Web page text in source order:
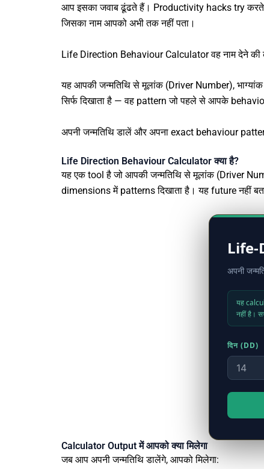
आप इसका जवाब ढूंढते हैं। Productivity hacks try
जिसका नाम आपको अभी तक नहीं पता।
Life Direction Behaviour Calculatorवह नाम देने की
यह आपकी जन्मतिथि से मूलांक (Driver Number),
सिर्फ दिखाता है — वह pattern जो पहले से आपके
अपनी जन्मतिथि डालें और अपना exact behaviour
Life Direction Behaviour Calculator क्या है?
यह एक tool है जो आपकी जन्मतिथि से मूलांक (Driver
dimensions में patterns दिखाता है। यह future नहीं
अपनी
यह
नहीं है।
दिन (DD)
Calculator Output में आपको क्या मिलेगा
जब आप अपनी जन्मतिथि डालेंगे, आपको मिलेगा: